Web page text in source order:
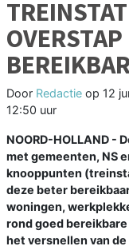
OVERSTAP
Door Redactie op 12
12:50 uur
NOORD-HOLLAND -
met gemeenten, NS
knooppunten
deze beter
woningen,
rond goed
het versnellen van